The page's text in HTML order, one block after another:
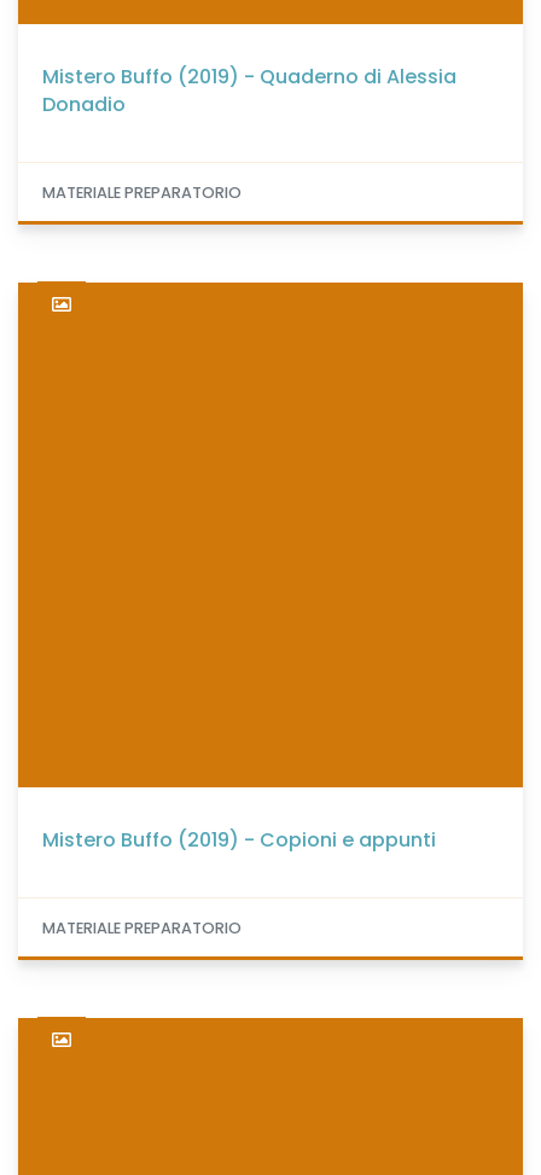
Mistero Buffo (2019) - Quaderno di Alessia
Donadio
MATERIALE PREPARATORIO
Mistero Buffo (2019) - Copioni e appunti
MATERIALE PREPARATORIO